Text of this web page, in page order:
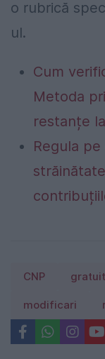
o rubrică
ul.
Cum
Metoda
restanțe
Regula
CNP
modificari